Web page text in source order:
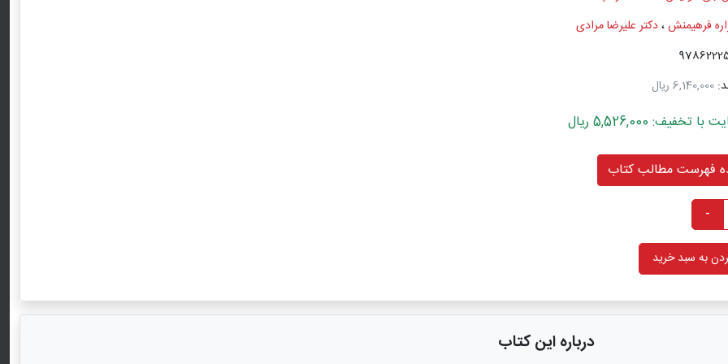
فرهیمنش،دکتر علیرضا مرادی
6,140,000 ریال
5,526,000 ریال
فهرست مطالب کتاب
-
به سبد خرید
درباره این کتاب